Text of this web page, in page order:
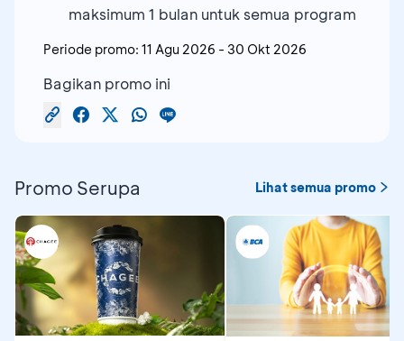
maksimum 1 bulan untuk semua program
Periode promo: 11 Agu 2026 - 30 Okt 2026
Bagikan promo ini
Promo Serupa Lihat semua promo